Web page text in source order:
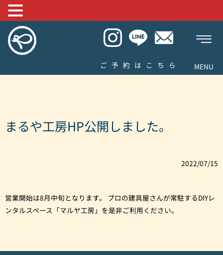
ご予約はこちら MENU
まるや工房HP公開しました。
2022/07/15
営業開始は8月中旬となります。 プロの建具屋さんが常駐するDIYレ
ンタルスペース「マルヤ工房」を是非ご利用ください。